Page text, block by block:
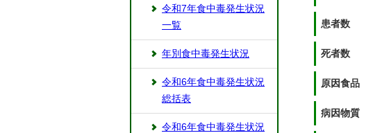
患者数
死者数
原因食品
病因物質
令和7年食中毒発生状況
一覧
年別食中毒発生状況
令和6年食中毒発生状況
総括表
令和6年食中毒発生状況